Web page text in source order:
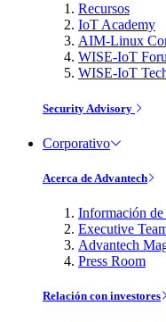
Recursos
IoT Academy
AIM-Linux
WISE-IoT
WISE-IoT
Security Advisory
Corporativo
Acerca de Advantech
Información de
Executive
Advantech
Press Room
Relación con investores